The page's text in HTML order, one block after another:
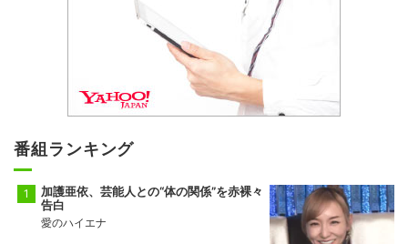
番組ランキング
加護亜依、芸能人との“体の関係”を赤裸々
告白
愛のハイエナ